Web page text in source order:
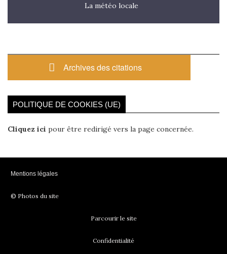
La météo locale
Archives des citations
POLITIQUE DE COOKIES (UE)
Cliquez ici pour être redirigé vers la page concernée.
Mentions légales
© Photos du site
Parcourir le site
Confidentialité